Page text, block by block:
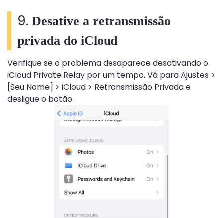
9. Desative a retransmissão
privada do iCloud
Verifique se o problema desaparece desativando o
iCloud Private Relay por um tempo. Vá para Ajustes >
[Seu Nome] > iCloud > Retransmissão Privada e
desligue o botão.